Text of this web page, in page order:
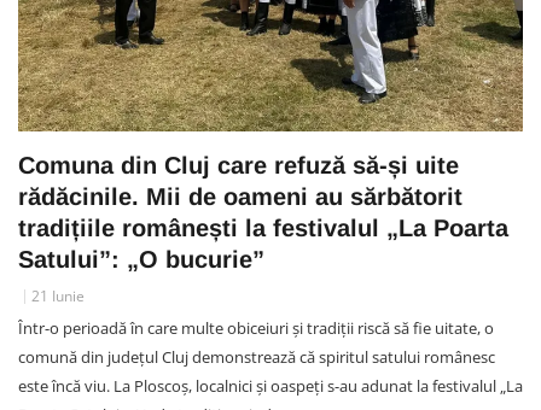
Comuna din Cluj care refuză să-și uite
rădăcinile. Mii de oameni au sărbătorit
tradițiile românești la festivalul „La Poarta
Satului”: „O bucurie”
21 Iunie
Într-o perioadă în care multe obiceiuri și tradiții riscă să fie uitate, o
comună din județul Cluj demonstrează că spiritul satului românesc
este încă viu. La Ploscoș, localnici și oaspeți s-au adunat la festivalul „La